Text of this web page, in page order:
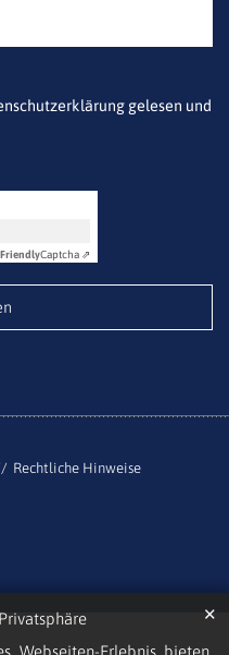
✕
gelesen und
FriendlyCaptcha ⇗
Rechtliche Hinweise